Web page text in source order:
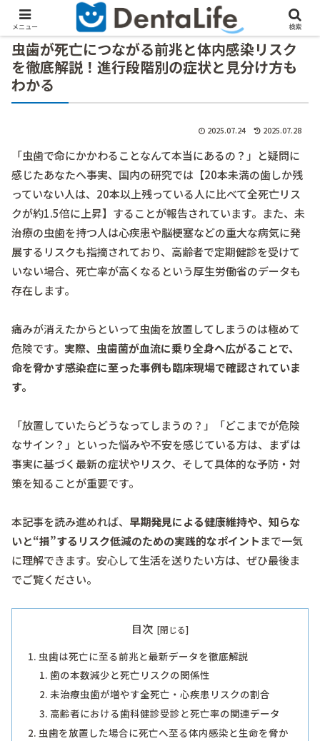
虫歯が死亡につながる前兆と体内感染リスク
を徹底解説！進行段階別の症状と見分け方も
わかる
2025.07.24 2025.07.28
「虫歯で命にかかわることなんて本当にあるの？」と疑問に
感じたあなたへ――事実、国内の研究では【20本未満の歯しか残
っていない人は、20本以上残っている人に比べて全死亡リス
クが約1.5倍に上昇】することが報告されています。また、未
治療の虫歯を持つ人は心疾患や脳梗塞などの重大な病気に発
展するリスクも指摘されており、高齢者で定期健診を受けて
いない場合、死亡率が高くなるという厚生労働省のデータも
存在します。
痛みが消えたからといって虫歯を放置してしまうのは極めて
危険です。 実際、虫歯菌が血流に乗り全身へ広がることで、
命を脅かす感染症に至った事例も臨床現場で確認されていま
す。
「放置していたらどうなってしまうの？」「どこまでが危険
なサイン？」といった悩みや不安を感じている方は、まずは
事実に基づく最新の症状やリスク、そして具体的な予防・対
策を知ることが重要です。
本記事を読み進めれば、 早期発見による健康維持や、知らな
いと“損”するリスク低減のための実践的なポイントまで一気
に理解できます。安心して生活を送りたい方は、ぜひ最後ま
でご覧ください。
目次
虫歯は死亡に至る前兆と最新データを徹底解説
歯の本数減少と死亡リスクの関係性
未治療虫歯が増やす全死亡・心疾患リスクの割合
高齢者における歯科健診受診と死亡率の関連データ
虫歯を放置した場合に死亡へ至る体内感染と生命を脅か
メニュー 検索